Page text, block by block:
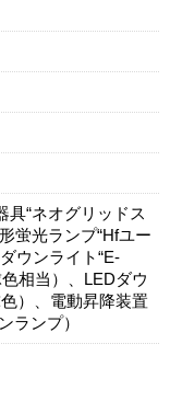
具“ネオグリッドス
蛍光ランプ“Hfユー
ウンライト“E-
相当）、LEDダウ
）、電動昇降装置
ランプ）